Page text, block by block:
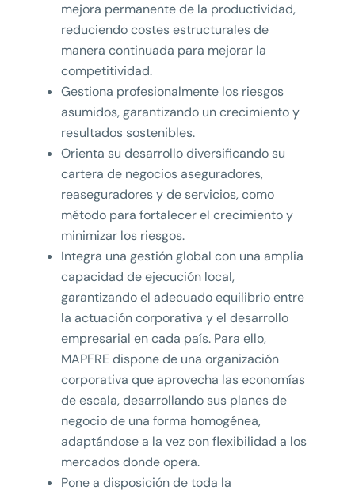
mejora permanente de la productividad,
reduciendo costes estructurales de
manera continuada para mejorar la
competitividad.
Gestiona profesionalmente los riesgos
asumidos, garantizando un crecimiento y
resultados sostenibles.
Orienta su desarrollo diversificando su
cartera de negocios aseguradores,
reaseguradores y de servicios, como
método para fortalecer el crecimiento y
minimizar los riesgos.
Integra una gestión global con una amplia
capacidad de ejecución local,
garantizando el adecuado equilibrio entre
la actuación corporativa y el desarrollo
empresarial en cada país. Para ello,
MAPFRE dispone de una organización
corporativa que aprovecha las economías
de escala, desarrollando sus planes de
negocio de una forma homogénea,
adaptándose a la vez con flexibilidad a los
mercados donde opera.
Pone a disposición de toda la